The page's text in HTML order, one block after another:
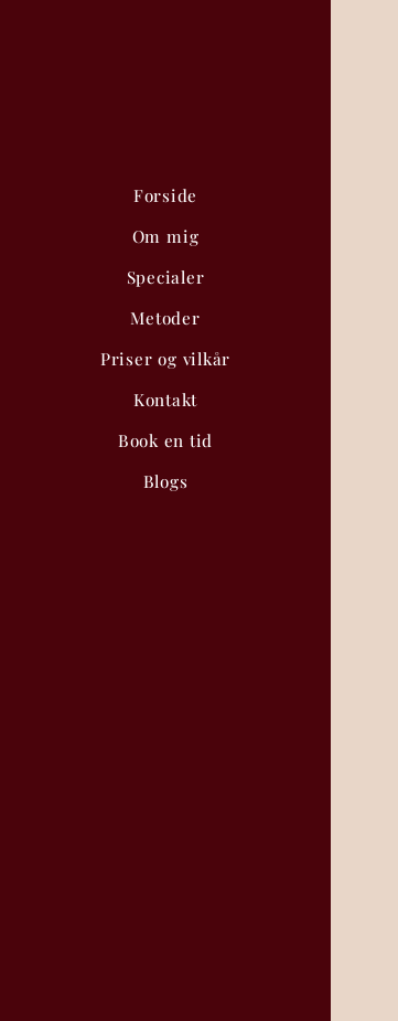
Forside
Om mig
Specialer
Metoder
Priser og vilkår
Kontakt
Book en tid
Blogs